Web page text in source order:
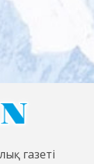
газеті